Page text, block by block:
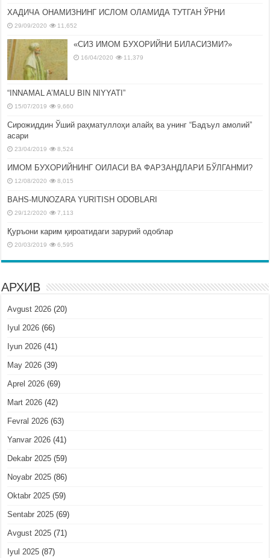
ХАДИЧА ОНАМИЗНИНГ ИСЛОМ ОЛАМИДА ТУТГАН ЎРНИ
29/09/2020 11,652
«СИЗ ИМОМ БУХОРИЙНИ БИЛАСИЗМИ?»
16/04/2020 11,379
“INNAMAL A’MALU BIN NIYYATI”
15/07/2019 9,660
Сирожиддин Ўший раҳматуллоҳи алайҳ ва унинг “Бадъул амолий”
асари
23/04/2019 8,524
ИМОМ БУХОРИЙНИНГ ОИЛАСИ ВА ФАРЗАНДЛАРИ БЎЛГАНМИ?
12/08/2020 8,015
BAHS-MUNOZARA YURITISH ODOBLARI
29/12/2020 7,113
Қуръони карим қироатидаги зарурий одоблар
20/03/2019 6,595
АРХИВ
Avgust 2026 (20)
Iyul 2026 (66)
Iyun 2026 (41)
May 2026 (39)
Aprel 2026 (69)
Mart 2026 (42)
Fevral 2026 (63)
Yanvar 2026 (41)
Dekabr 2025 (59)
Noyabr 2025 (86)
Oktabr 2025 (59)
Sentabr 2025 (69)
Avgust 2025 (71)
Iyul 2025 (87)